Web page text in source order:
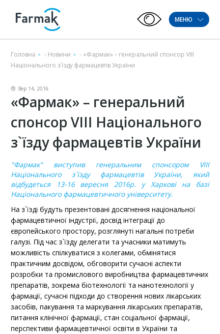
МЕНЮ
Головна - Новини - «Фармак» – генеральний спонсор VIII
Національного з`їзду фармацевтів України
Вер 14, 2016
«Фармак» – генеральний
спонсор VIII Національного
з`їзду фармацевтів України
"Фармак" виступив генеральним спонсором
VIII
Національного з`їзду фармацевтів України, який
відбудеться
13-16 вересня 2016р. у Харкові на базі
Національного фармацевтичного університету.
На з`їзді будуть презентовані досягнення національної
фармацевтичної індустрії, досвід інтеграції до
європейського простору, розглянуті нагальні потреби
галузі. Під час з`їзду делегати та учасники матимуть
можливість спілкуватися з колегами, обмінятися
практичним досвідом, обговорити сучасні аспекти
розробки та промислового виробництва фармацевтичних
препаратів, зокрема біотехнології та нанотехнології у
фармації, сучасні підходи до створення нових лікарських
засобів, пакування та маркування лікарських препаратів,
питання клінічної фармації, стан соціальної фармації,
перспективи фармацевтичної освіти в України та